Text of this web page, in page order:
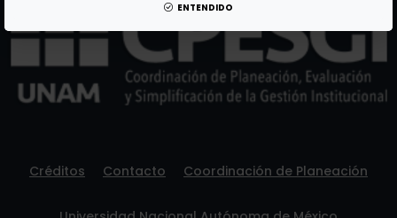
ENTENDIDO
Créditos Contacto Coordinación de Planeación